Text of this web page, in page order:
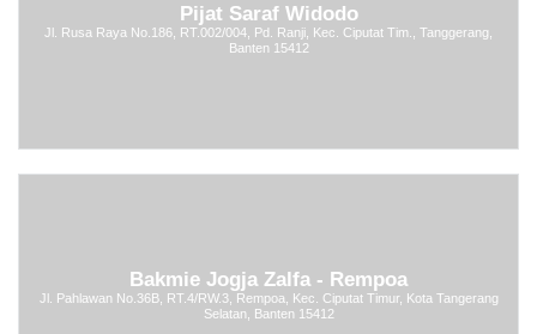
Pijat Saraf Widodo
Jl. Rusa Raya No.186, RT.002/004, Pd. Ranji, Kec. Ciputat Tim., Tanggerang,
Banten 15412
Bakmie Jogja Zalfa - Rempoa
Jl. Pahlawan No.36B, RT.4/RW.3, Rempoa, Kec. Ciputat Timur, Kota Tangerang
Selatan, Banten 15412